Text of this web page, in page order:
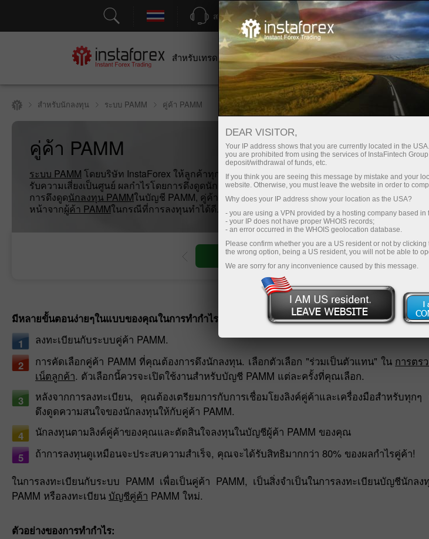
สนับสนุน เปิดบัญชีเทรดทันที แ
สำหรับเทรดเดอร์ สำหรับผู้เริ่มต้นใหม่ สำหรับนักลงทุน สำ
สำหรับนักลงทุน ระบบ PAMM คู่ค้า PAMM
คู่ค้า PAMM
ระบบ PAMM โดยบริษัท InstaForex ให้ลูกค้าทุกคนมีโอกาสที่จะได้
รับความเสี่ยงเป็นศูนย์ ผลกำไรโดยการดึงดูดนักลงทุนเข้าสู่ระบบ.
การดึงดูดนักลงทุน PAMMในบัญชี PAMM, คู่ค้า PAMM ได้รับค่านาย
หน้าจากผู้ค้า PAMMในกรณีที่การลงทุนทำได้ดี.
มีหลายขั้นตอนง่ายๆในแบบของคุณในการทำกำไรที่คงที่ภายในระบบ InstaForex PAMM:
1
ลงทะเบียนกับระบบคู่ค้า PAMM.
2
การคัดเลือกคู่ค้า PAMM ที่คุณต้องการดึงนักลงทุน. เลือกตัวเลือก "ร่วมเป็นตัวแทน" ใน การตร
เน็ตลูกค้า. ตัวเลือกนี้ควรจะเปิดใช้งานสำหรับบัญชี PAMM แต่ละครั้งที่คุณเลือก.
3
หลังจากการลงทะเบียน, คุณต้องเตรียมการกับการเชื่อมโยงลิงค์คู่ค้าและเครื่องมือสำหรับทุ
ดึงดูดความสนใจของนักลงทุนให้กับคู่ค้า PAMM.
4
นักลงทุนตามลิงค์คู่ค้าของคุณและตัดสินใจลงทุนในบัญชีผู้ค้า PAMM ของคุณ
5
ถ้าการลงทุนดูเหมือนจะประสบความสำเร็จ, คุณจะได้รับสิทธิมากกว่า 80% ของผลกำไรคู่ค้า!
ในการลงทะเบียนกับระบบ PAMM เพื่อเป็นคู่ค้า PAMM, เป็นสิ่งจำเป็นในการลงทะเบียนบัญชีนัก
PAMM หรือลงทะเบียน บัญชีคู่ค้า PAMM ใหม่.
ตัวอย่างของการทำกำไร:
DEAR VISITOR,
Your IP address shows that you are currently located in the
you are prohibited from using the services of InstaFintech
deposit/withdrawal of funds, etc.
If you think you are seeing this message by mistake and your
website. Otherwise, you must leave the website in order to
Why does your IP address show your location as the USA?
- you are using a VPN provided by a hosting company based in
- your IP does not have proper WHOIS records;
- an error occurred in the WHOIS geolocation database.
Please confirm whether you are a US resident or not by
the wrong option, being a US resident, you will not be able to
We are sorry for any inconvenience caused by this message.